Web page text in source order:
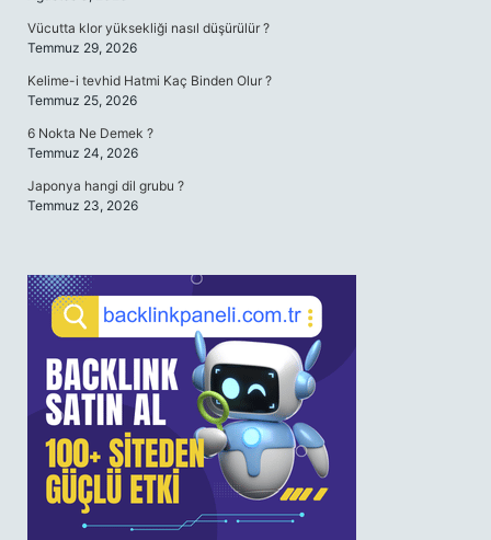
Vücutta klor yüksekliği nasıl düşürülür ?
Temmuz 29, 2026
Kelime-i tevhid Hatmi Kaç Binden Olur ?
Temmuz 25, 2026
6 Nokta Ne Demek ?
Temmuz 24, 2026
Japonya hangi dil grubu ?
Temmuz 23, 2026